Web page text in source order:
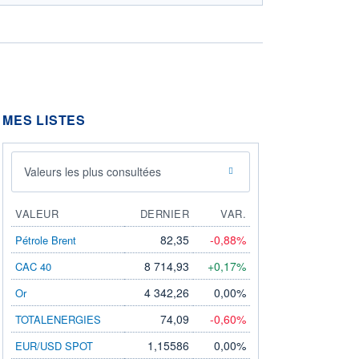
MES LISTES
Valeurs les plus consultées
VALEUR DERNIER
VAR.
Pétrole Brent
82,35 -0,88%
CAC 40 8 714,93 +0,17%
Or 4 342,26 0,00%
TOTALENERGIES 74,09 -0,60%
EUR/USD SPOT 1,15586 0,00%